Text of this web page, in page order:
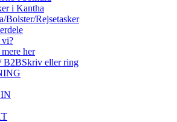
i Kantha
Bolster/Rejsetasker
vi?
her
B2BSkriv eller ring